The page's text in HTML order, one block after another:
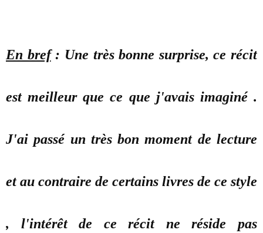
En bref: Une très bonne surprise, ce récit
est meilleur que ce que j'avais imaginé .
J'ai passé un très bon moment de lecture
et au contraire de certains livres de ce style
, l'intérêt de ce récit ne réside pas